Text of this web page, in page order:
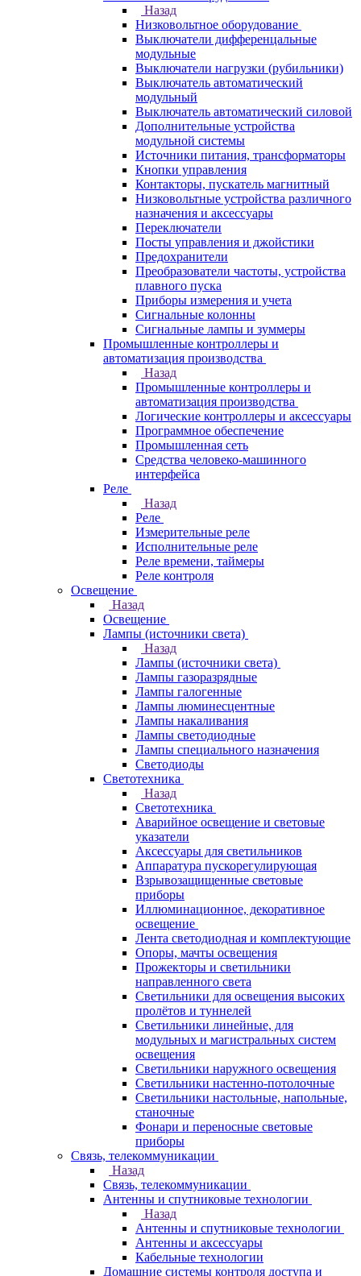
Назад
Низковольтное оборудование
Выключатели дифференцальные
модульные
Выключатели нагрузки (рубильники)
Выключатель автоматический
модульный
Выключатель автоматический силовой
Дополнительные устройства
модульной системы
Источники питания, трансформаторы
Кнопки управления
Контакторы, пускатель магнитный
Низковольтные устройства различного
назначения и аксессуары
Переключатели
Посты управления и джойстики
Предохранители
Преобразователи частоты, устройства
плавного пуска
Приборы измерения и учета
Сигнальные колонны
Сигнальные лампы и зуммеры
Промышленные контроллеры и
автоматизация производства
Назад
Промышленные контроллеры и
автоматизация производства
Логические контроллеры и аксессуары
Программное обеспечение
Промышленная сеть
Средства человеко-машинного
интерфейса
Реле
Назад
Реле
Измерительные реле
Исполнительные реле
Реле времени, таймеры
Реле контроля
Освещение
Назад
Освещение
Лампы (источники света)
Назад
Лампы (источники света)
Лампы газоразрядные
Лампы галогенные
Лампы люминесцентные
Лампы накаливания
Лампы светодиодные
Лампы специального назначения
Светодиоды
Светотехника
Назад
Светотехника
Аварийное освещение и световые
указатели
Аксессуары для светильников
Аппаратура пускорегулирующая
Взрывозащищенные световые
приборы
Иллюминационное, декоративное
освещение
Лента светодиодная и комплектующие
Опоры, мачты освещения
Прожекторы и светильники
направленного света
Светильники для освещения высоких
пролётов и туннелей
Светильники линейные, для
модульных и магистральных систем
освещения
Светильники наружного освещения
Светильники настенно-потолочные
Светильники настольные, напольные,
станочные
Фонари и переносные световые
приборы
Связь, телекоммуникации
Назад
Связь, телекоммуникации
Антенны и спутниковые технологии
Назад
Антенны и спутниковые технологии
Антенны и аксессуары
Кабельные технологии
Домашние системы контроля доступа и